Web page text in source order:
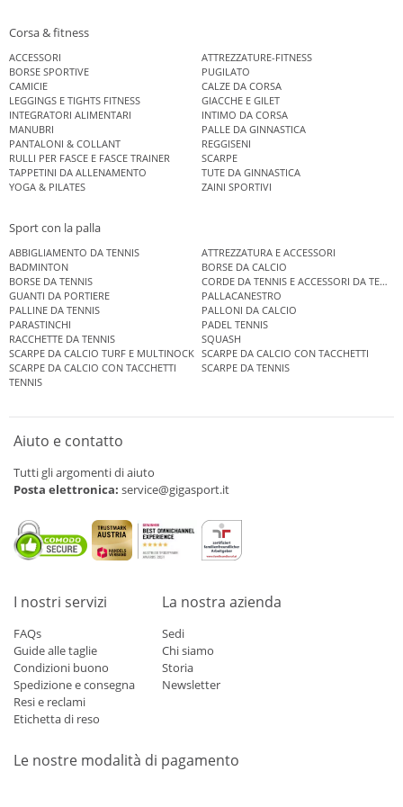
Corsa & fitness
ACCESSORI
ATTREZZATURE-FITNESS
BORSE SPORTIVE
PUGILATO
CAMICIE
CALZE DA CORSA
LEGGINGS E TIGHTS FITNESS
GIACCHE E GILET
INTEGRATORI ALIMENTARI
INTIMO DA CORSA
MANUBRI
PALLE DA GINNASTICA
PANTALONI & COLLANT
REGGISENI
RULLI PER FASCE E FASCE TRAINER
SCARPE
TAPPETINI DA ALLENAMENTO
TUTE DA GINNASTICA
YOGA & PILATES
ZAINI SPORTIVI
Sport con la palla
ABBIGLIAMENTO DA TENNIS
ATTREZZATURA E ACCESSORI
BADMINTON
BORSE DA CALCIO
BORSE DA TENNIS
CORDE DA TENNIS E ACCESSORI DA TENNIS
GUANTI DA PORTIERE
PALLACANESTRO
PALLINE DA TENNIS
PALLONI DA CALCIO
PARASTINCHI
PADEL TENNIS
RACCHETTE DA TENNIS
SQUASH
SCARPE DA CALCIO TURF E MULTINOCK SCARPE DA CALCIO CON TACCHETTI
SCARPE DA CALCIO CON TACCHETTI
SCARPE DA TENNIS
TENNIS
Aiuto e contatto
Tutti gli argomenti di aiuto
Posta elettronica: service@gigasport.it
I nostri servizi
FAQs
Guide alle taglie
Condizioni buono
Spedizione e consegna
Resi e reclami
Etichetta di reso
La nostra azienda
Sedi
Chi siamo
Storia
Newsletter
Le nostre modalità di pagamento